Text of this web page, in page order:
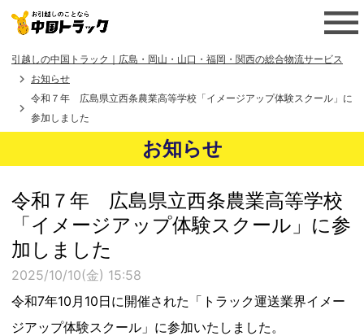
引越しの中国トラック｜広島・岡山・山口・福岡・関西の総合物流サービス
お知らせ
令和７年 広島県立西条農業高等学校「イメージアップ体験スクール」に
参加しました
お知らせ
令和７年 広島県立西条農業高等学校
「イメージアップ体験スクール」に参
加しました
2025/10/10(金) 15:58
令和7年10月10日に開催された「トラック運送業界イメー
ジアップ体験スクール」に参加いたしました。